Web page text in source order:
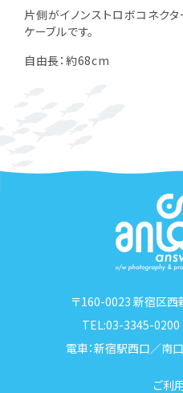
片側がイノンストロボコネク
ケーブルです。
自由長：約68cm
〒160-0023 新宿区
TEL:03-3345-0200
電車：新宿駅西口／南
ご利